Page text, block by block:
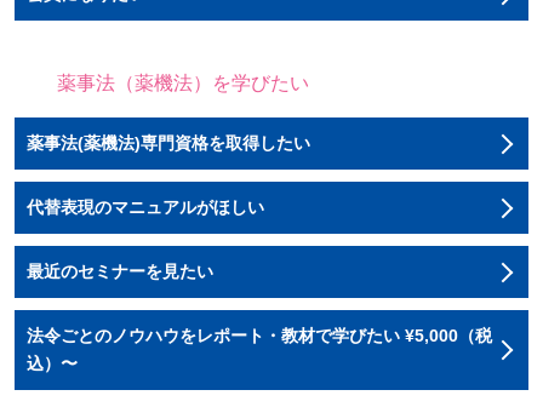
薬事法（薬機法）を学びたい
薬事法(薬機法)専門資格を取得したい
代替表現のマニュアルがほしい
最近のセミナーを見たい
法令ごとのノウハウをレポート・教材で学びたい ¥5,000（税
込）〜